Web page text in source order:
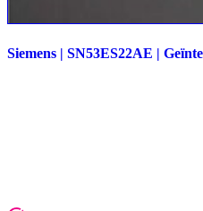
Siemens | SN53ES22AE |